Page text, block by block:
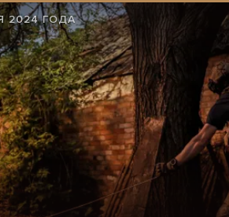
2024 ГОДА